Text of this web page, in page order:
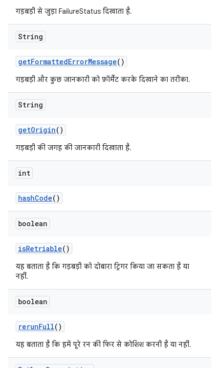
गड़बड़ी से जुड़ा FailureStatus दिखाता है.
String
getFormattedErrorMessage()
गड़बड़ी और कुछ जानकारी को फ़ॉर्मैट करके दिखाने का तरीका.
String
getOrigin()
गड़बड़ी की जगह की जानकारी दिखाता है.
int
hashCode()
boolean
isRetriable()
यह बताता है कि गड़बड़ी को दोबारा ट्रिगर किया जा सकता है या
नहीं.
boolean
rerunFull()
यह बताता है कि हमें पूरे रन की फिर से कोशिश करनी है या नहीं.